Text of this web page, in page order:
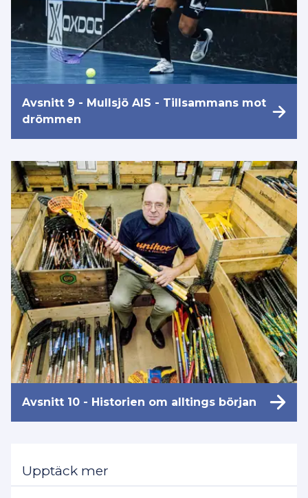
Avsnitt 9 - Mullsjö AIS - Tillsammans mot
drömmen
Avsnitt 10 - Historien om alltings början
Upptäck mer